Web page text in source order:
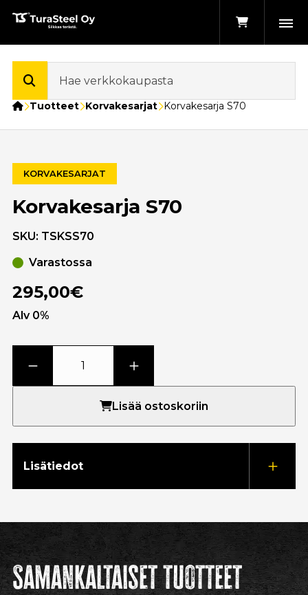
Etusivu
Tuotteet Korvakesarjat Korvakesarja S70
KORVAKESARJAT
Korvakesarja S70
SKU: TSKSS70
Varastossa
295,00€
Alv 0%
Lisää ostoskoriin
Lisätiedot
Samankaltaiset tuotteet